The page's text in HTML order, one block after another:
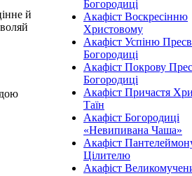
й
Богородиці
Акафіст Воскресінню
Христовому
Акафіст Успіню
Богородиці
Акафіст Покрову
Богородиці
Акафіст Причастя
Таїн
Акафіст Богородиці
«Невипивана Чаша»
Акафіст
Цілителю
Акафіст